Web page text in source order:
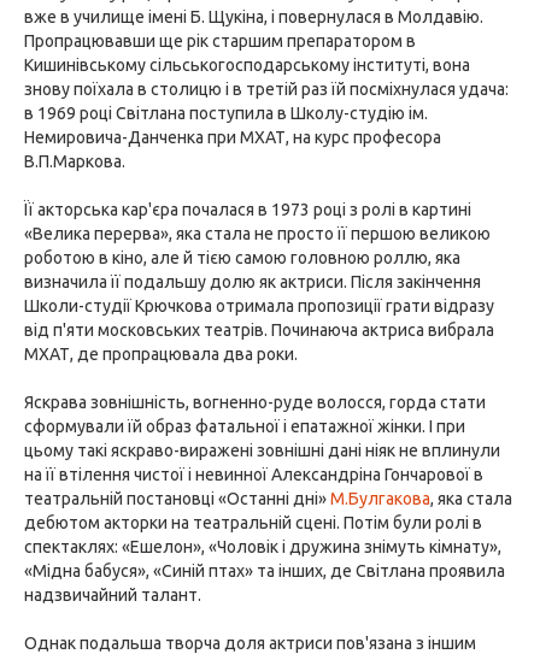
вже в училище імені Б. Щукіна, і повернулася в Молдавію.
Пропрацювавши ще рік старшим препаратором в
Кишинівському сільськогосподарському інституті, вона
знову поїхала в столицю і в третій раз їй посміхнулася удача:
в 1969 році Світлана поступила в Школу-студію ім.
Немировича-Данченка при МХАТ, на курс професора
В.П.Маркова.
Її акторська кар'єра почалася в 1973 році з ролі в картині
«Велика перерва», яка стала не просто її першою великою
роботою в кіно, але й тією самою головною роллю, яка
визначила її подальшу долю як актриси. Після закінчення
Школи-студії Крючкова отримала пропозиції грати відразу
від п'яти московських театрів. Починаюча актриса вибрала
МХАТ, де пропрацювала два роки.
Яскрава зовнішність, вогненно-руде волосся, горда стати
сформували їй образ фатальної і епатажної жінки. І при
цьому такі яскраво-виражені зовнішні дані ніяк не вплинули
на її втілення чистої і невинної Александріна Гончарової в
театральній постановці «Останні дні»М.Булгакова, яка стала
дебютом акторки на театральній сцені. Потім були ролі в
спектаклях: «Ешелон», «Чоловік і дружина знімуть кімнату»,
«Мідна бабуся», «Синій птах» та інших, де Світлана проявила
надзвичайний талант.
Однак подальша творча доля актриси пов'язана з іншим